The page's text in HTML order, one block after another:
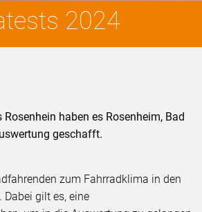
2024
haben es Rosenheim, Bad
geschafft.
zum Fahrradklima in den
gilt es, eine